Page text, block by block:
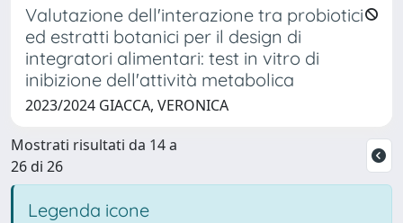
Valutazione dell'interazione tra probiotici
ed estratti botanici per il design di
integratori alimentari: test in vitro di
inibizione dell'attività metabolica
2023/2024 GIACCA, VERONICA
Mostrati risultati da 14 a
26 di 26
Legenda icone